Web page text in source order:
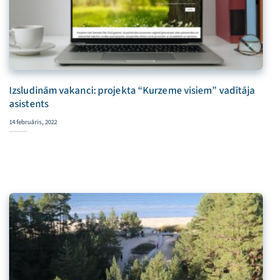
Izsludinām vakanci: projekta “Kurzeme visiem” vadītāja
asistents
14 februāris, 2022